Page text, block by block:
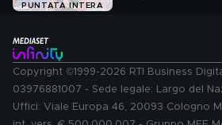
PUNTATA INTERA
Copyright ©1999-2026 RTI Business
03976881007 - Sede legale: Largo del
Uffici: Viale Europa 46, 20093 Cologno